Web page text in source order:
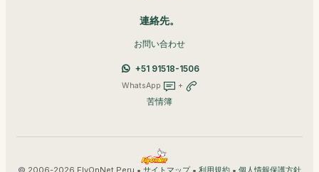
連絡先。
お問い合わせ
+51 91518-1506
WhatsApp +
苦情簿
© 2006-2026 FlyOnNet Peru • • •